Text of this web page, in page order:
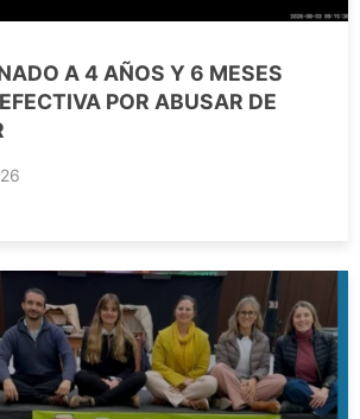
A 4 AÑOS Y 6 MESES
POR ABUSAR DE